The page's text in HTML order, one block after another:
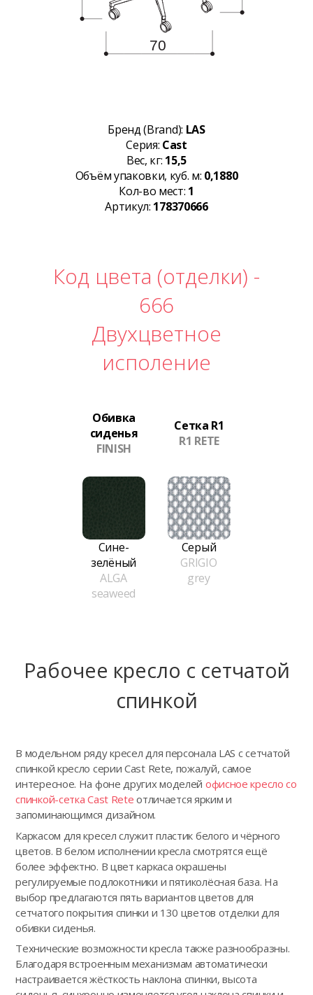
Бренд (Brand): LAS
Серия: Cast
Вес, кг: 15,5
Объём упаковки, куб. м: 0,1880
Кол-во мест: 1
Артикул: 178370666
Код цвета (отделки) -
666
Двухцветное
исполение
Обивка
сиденья
FINISH
Сетка R1
R1 RETE
Сине-
зелёный
ALGA
seaweed
Серый
GRIGIO
grey
Рабочее кресло с сетчатой
спинкой
В модельном ряду кресел для персонала LAS с сетчатой
спинкой кресло серии Cast Rete, пожалуй, самое
интересное. На фоне других моделей офисное кресло со
спинкой-сетка Cast Rete отличается ярким и
запоминающимся дизайном.
Каркасом для кресел служит пластик белого и чёрного
цветов. В белом исполнении кресла смотрятся ещё
более эффектно. В цвет каркаса окрашены
регулируемые подлокотники и пятиколёсная база. На
выбор предлагаются пять вариантов цветов для
сетчатого покрытия спинки и 130 цветов отделки для
обивки сиденья.
Технические возможности кресла также разнообразны.
Благодаря встроенным механизмам автоматически
настраивается жёсткость наклона спинки, высота